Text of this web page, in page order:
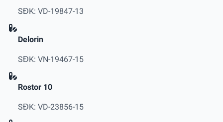
SĐK: VD-19847-13
Delorin
SĐK: VN-19467-15
Rostor 10
SĐK: VD-23856-15